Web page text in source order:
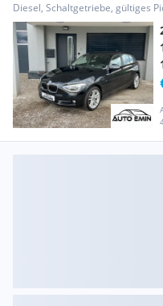
Diesel, Schaltgetriebe, gültiges